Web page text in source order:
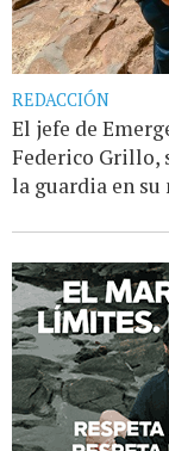
REDACCIÓN
El jefe de
Federico Grillo,
la guardia en su